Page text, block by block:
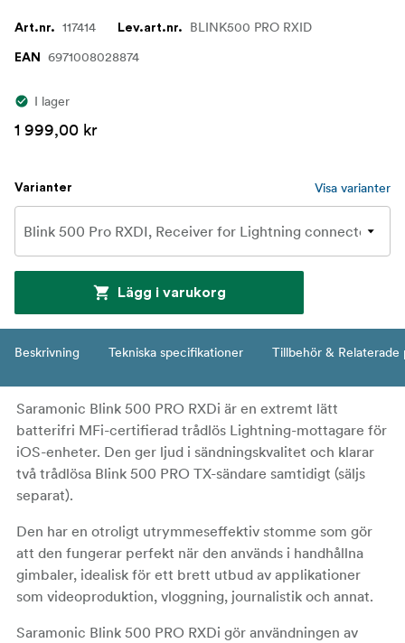
Art.nr. 117414 Lev.art.nr. BLINK500 PRO RXID
EAN 6971008028874
I lager
1 999,00 kr
Varianter Visa varianter
Lägg i varukorg
Beskrivning Tekniska specifikationer Tillbehör & Relaterade
Saramonic Blink 500 PRO RXDi är en extremt lätt
batterifri MFi-certifierad trådlös Lightning-mottagare för
iOS-enheter. Den ger ljud i sändningskvalitet och klarar
två trådlösa Blink 500 PRO TX-sändare samtidigt (säljs
separat).
Den har en otroligt utrymmeseffektiv stomme som gör
att den fungerar perfekt när den används i handhållna
gimbaler, idealisk för ett brett utbud av applikationer
som videoproduktion, vloggning, journalistik och annat.
Saramonic Blink 500 PRO RXDi gör användningen av